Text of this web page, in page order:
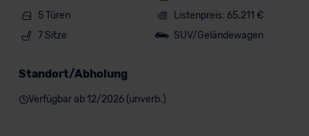
5 Türen
Listenpreis: 65.211 €
7 Sitze
SUV/Geländewagen
Standort/Abholung
Verfügbar ab 12/2026 (unverb.)